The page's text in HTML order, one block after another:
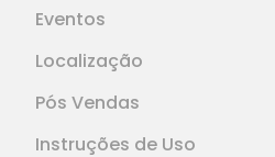
Eventos
Localização
Pós Vendas
Instruções de Uso